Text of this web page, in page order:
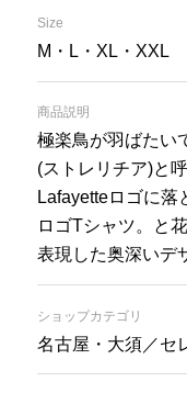
Size
M・L・XL・XXL
商品説明
極楽鳥が羽ばたい
(ストレリチア)と
Lafayetteロゴに落
ロゴTシャツ。と
表現した奥深いデ
ショップカテゴリ
名古屋・大須／セ